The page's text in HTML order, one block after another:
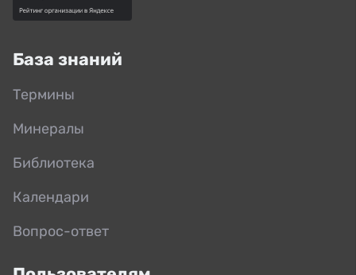
База знаний
Термины
Минералы
Библиотека
Календари
Вопрос-ответ